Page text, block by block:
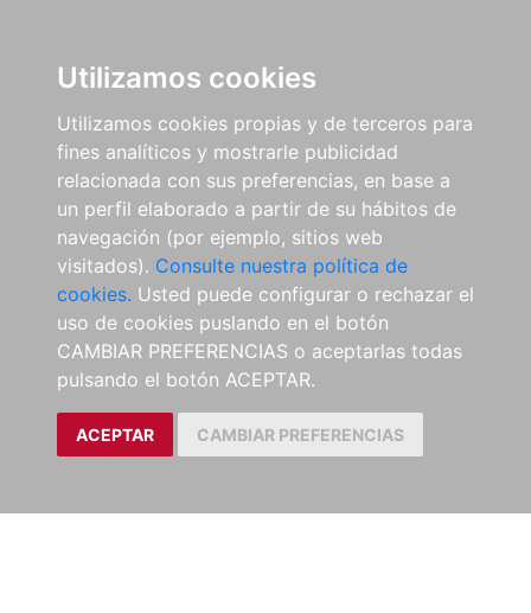
Utilizamos cookies
Utilizamos cookies propias y de terceros para
fines analíticos y mostrarle publicidad
relacionada con sus preferencias, en base a
un perfil elaborado a partir de su hábitos de
navegación (por ejemplo, sitios web
visitados). Consulte nuestra política de
cookies. Usted puede configurar o rechazar el
uso de cookies puslando en el botón
CAMBIAR PREFERENCIAS o aceptarlas todas
pulsando el botón ACEPTAR.
ACEPTAR CAMBIAR PREFERENCIAS